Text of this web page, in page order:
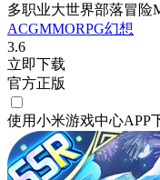
多职业大世界部落冒险
ACGMMORPG幻想
3.6
立即下载
官方正版
使用小米游戏中心APP